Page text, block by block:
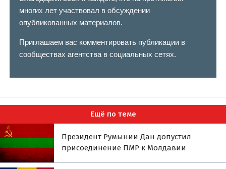
многих лет участвовал в обсуждении
опубликованных материалов.
Приглашаем вас комментировать публикации в
сообществах агентства в социальных сетях.
Ещё по теме
Президент Румынии Дан допустил
присоединение ПМР к Молдавии